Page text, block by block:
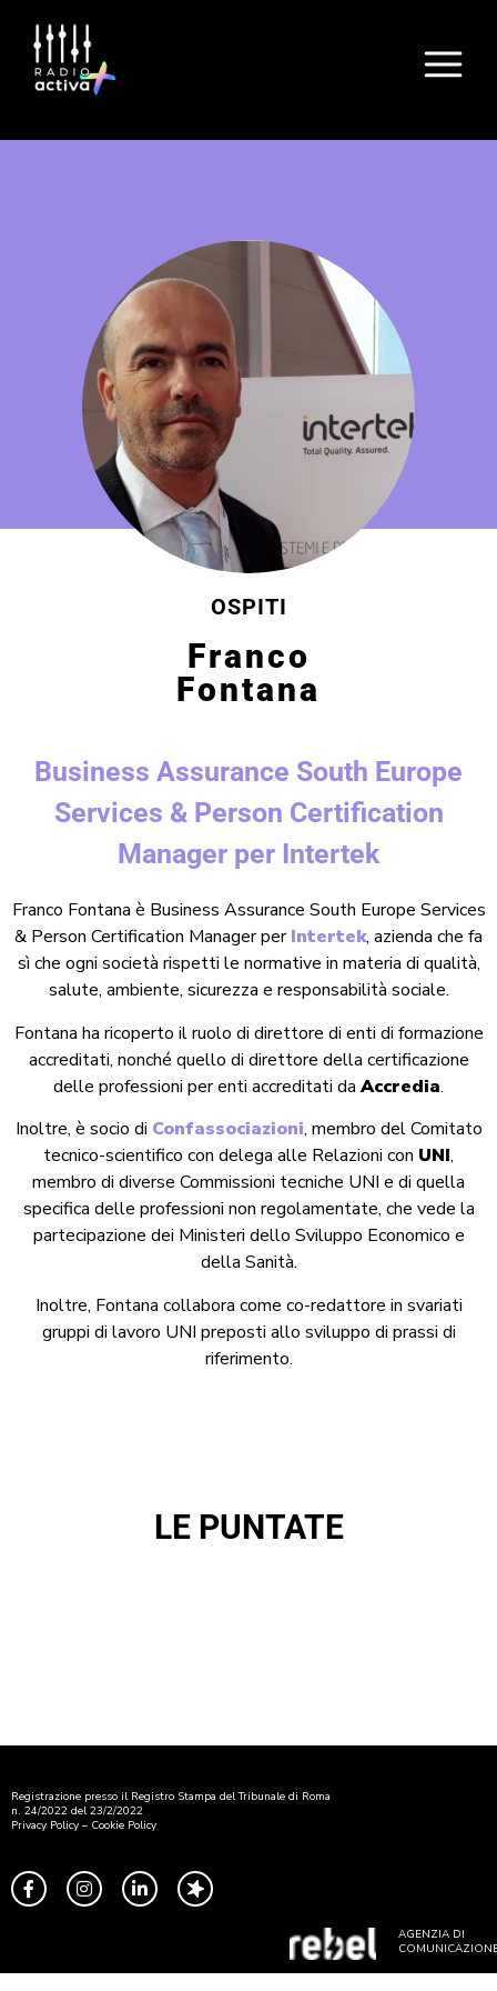
OSPITI
Franco
Fontana
Business Assurance South Europe
Services & Person Certification
Manager per Intertek
Franco Fontana è Business Assurance South Europe Services
& Person Certification Manager perIntertek, azienda che fa
sì che ogni società rispetti le normative in materia di qualità,
salute, ambiente, sicurezza e responsabilità sociale.
Fontana ha ricoperto il ruolo di direttore di enti di formazione
accreditati, nonché quello di direttore della certificazione
delle professioni per enti accreditati daAccredia.
Inoltre, è socio di Confassociazioni, membro del Comitato
tecnico-scientifico con delega alle Relazioni con UNI,
membro di diverse Commissioni tecniche UNI e di quella
specifica delle professioni non regolamentate, che vede la
partecipazione dei Ministeri dello Sviluppo Economico e
della Sanità.
Inoltre, Fontana collabora come co-redattore in svariati
gruppi di lavoro UNI preposti allo sviluppo di prassi di
riferimento.
LE PUNTATE
Registrazione presso il Registro Stampa del Tribunale di Roma
n. 24/2022 del 23/2/2022
Privacy Policy – Cookie Policy
AGENZIA DI